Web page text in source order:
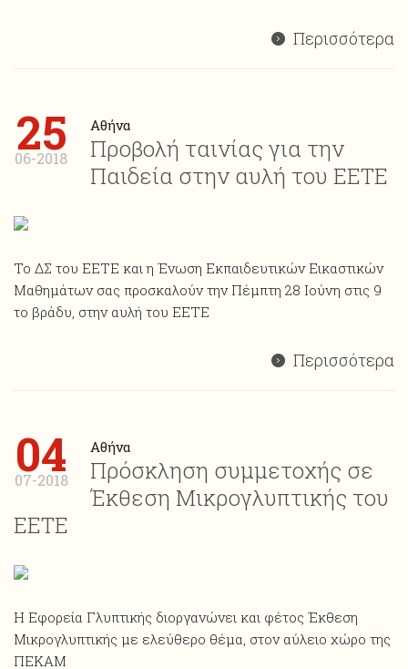
Περισσότερα
25
06-2018
Αθήνα
Προβολή ταινίας για την
Παιδεία στην αυλή του ΕΕΤΕ
Το ΔΣ του ΕΕΤΕ και η Ένωση Εκπαιδευτικών Εικαστικών
Μαθημάτων σας προσκαλούν την Πέμπτη 28 Ιούνη στις 9
το βράδυ, στην αυλή του ΕΕΤΕ
Περισσότερα
04
07-2018
Αθήνα
Πρόσκληση συμμετοχής σε
Έκθεση Μικρογλυπτικής του
ΕΕΤΕ
Η Εφορεία Γλυπτικής διοργανώνει και φέτος Έκθεση
Mικρογλυπτικής με ελεύθερο θέμα, στον αύλειο χώρο της
ΠΕΚΑΜ